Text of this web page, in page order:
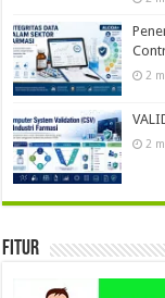
2
2
Fitur